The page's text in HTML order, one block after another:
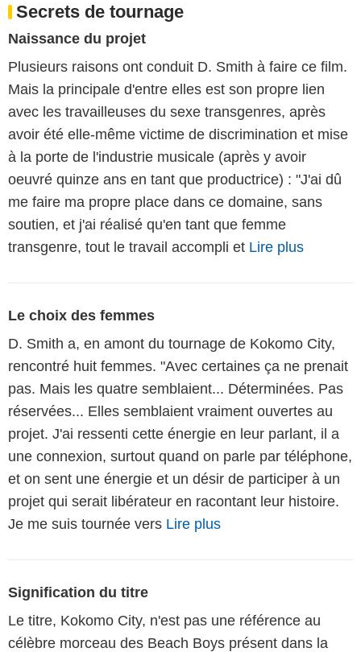
Secrets de tournage
Naissance du projet
Plusieurs raisons ont conduit D. Smith à faire ce film.
Mais la principale d'entre elles est son propre lien
avec les travailleuses du sexe transgenres, après
avoir été elle-même victime de discrimination et mise
à la porte de l'industrie musicale (après y avoir
oeuvré quinze ans en tant que productrice) : "J'ai dû
me faire ma propre place dans ce domaine, sans
soutien, et j'ai réalisé qu'en tant que femme
transgenre, tout le travail accompli et Lire plus
Le choix des femmes
D. Smith a, en amont du tournage de Kokomo City,
rencontré huit femmes. "Avec certaines ça ne prenait
pas. Mais les quatre semblaient... Déterminées. Pas
réservées... Elles semblaient vraiment ouvertes au
projet. J'ai ressenti cette énergie en leur parlant, il a
une connexion, surtout quand on parle par téléphone,
et on sent une énergie et un désir de participer à un
projet qui serait libérateur en racontant leur histoire.
Je me suis tournée vers Lire plus
Signification du titre
Le titre, Kokomo City, n'est pas une référence au
célèbre morceau des Beach Boys présent dans la